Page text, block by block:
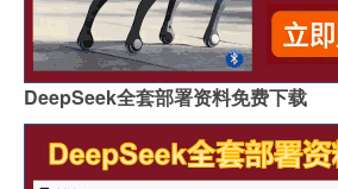
DeepSeek全套部署资料免费下载